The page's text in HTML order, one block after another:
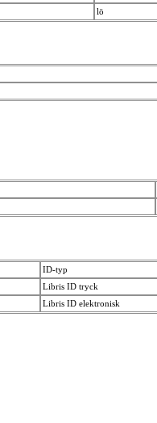
lö
ID-typ
Libris ID tryck
Libris ID elektronisk